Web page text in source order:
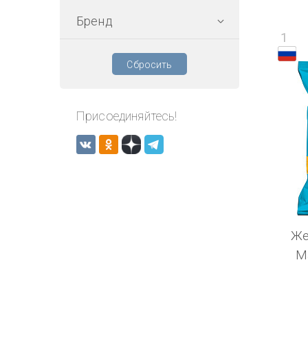
Бренд
Сбросить
Присоединяйтесь!
1